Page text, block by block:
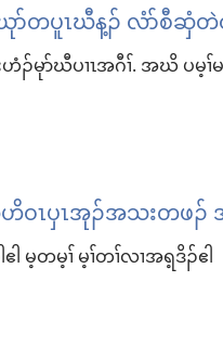
ာ်တပူၤဃီန့ၣ်​ လံာ်စီဆှံ
ၣ်မုာ်ဃီပၢၤအဂီၢ်. အဃိ ပမ့
ဝၤပှၤအုၣ်အသးတဖ
မ့တမ့ၢ် မ့ၢ်တၢ်လၢအရ့ဒိၣ်ဧါ